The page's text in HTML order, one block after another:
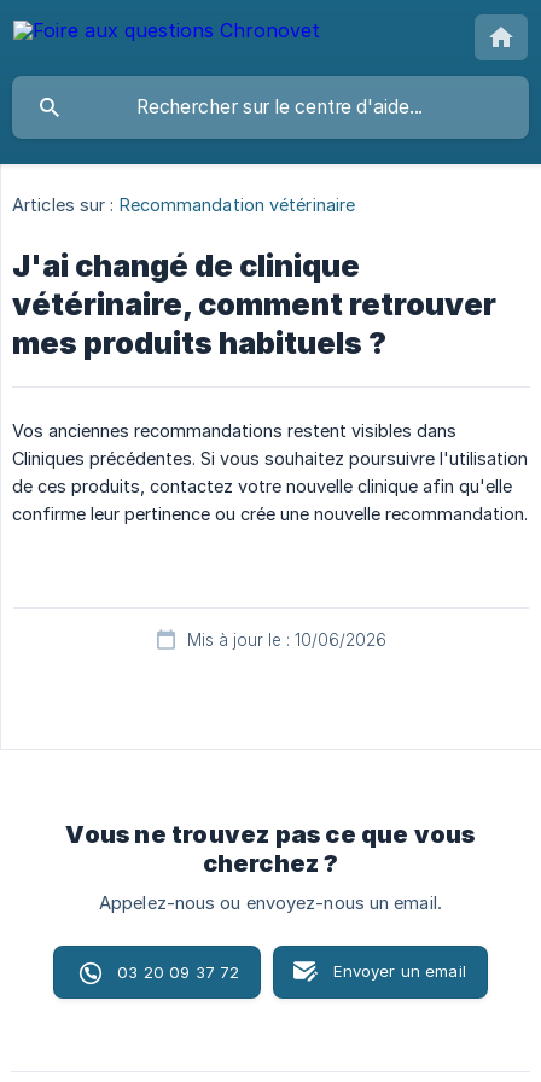
Articles sur : Recommandation vétérinaire
J'ai changé de clinique
vétérinaire, comment retrouver
mes produits habituels ?
Vos anciennes recommandations restent visibles dans
Cliniques précédentes. Si vous souhaitez poursuivre l'utilisation
de ces produits, contactez votre nouvelle clinique afin qu'elle
confirme leur pertinence ou crée une nouvelle recommandation.
Mis à jour le : 10/06/2026
Vous ne trouvez pas ce que vous
cherchez ?
Appelez-nous ou envoyez-nous un email.
03 20 09 37 72 Envoyer un email